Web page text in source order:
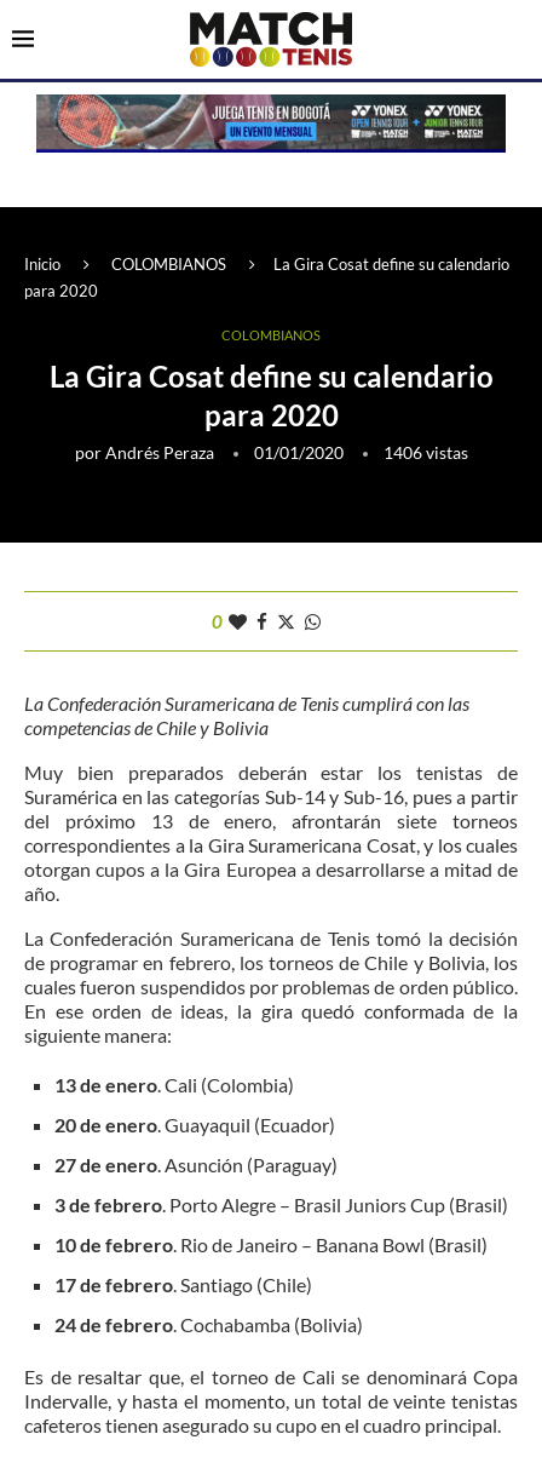
Inicio COLOMBIANOS
La Gira Cosat define su calendario
para 2020
COLOMBIANOS
La Gira Cosat define su calendario
para 2020
porAndrés Peraza 01/01/2020 1406vistas
0
La Confederación Suramericana de Tenis cumplirá con las
competencias de Chile y Bolivia
Muy bien preparados deberán estar los tenistas de
Suramérica en las categorías Sub-14 y Sub-16, pues a partir
del próximo 13 de enero, afrontarán siete torneos
correspondientes a la Gira Suramericana Cosat, y los cuales
otorgan cupos a la Gira Europea a desarrollarse a mitad de
año.
La Confederación Suramericana de Tenis tomó la decisión
de programar en febrero, los torneos de Chile y Bolivia, los
cuales fueron suspendidos por problemas de orden público.
En ese orden de ideas, la gira quedó conformada de la
siguiente manera:
13 de enero. Cali (Colombia)
20 de enero. Guayaquil (Ecuador)
27 de enero. Asunción (Paraguay)
3 de febrero. Porto Alegre – Brasil Juniors Cup (Brasil)
10 de febrero. Rio de Janeiro – Banana Bowl (Brasil)
17 de febrero. Santiago (Chile)
24 de febrero. Cochabamba (Bolivia)
Es de resaltar que, el torneo de Cali se denominará Copa
Indervalle, y hasta el momento, un total de veinte tenistas
cafeteros tienen asegurado su cupo en el cuadro principal.